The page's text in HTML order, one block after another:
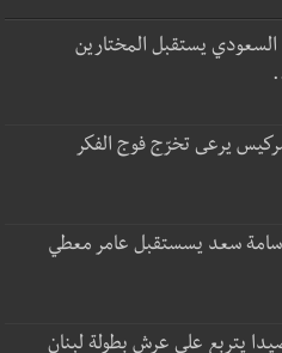
يستقبل المختارين
يرعى تخرّج فوج الفكر
أسامة سعد يسستقبل عامر معطي
يتربع على عرش بطولة لبنان